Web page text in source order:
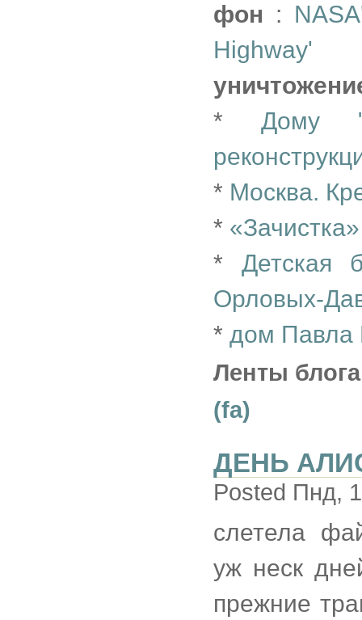
фон :
Highway'
* Дому
* Москва.
*
* Детская
Орловых-
* дом Павла
Ленты
(fa)
ДЕНЬ
Posted Пнд,
слетела
уж неск
прежние